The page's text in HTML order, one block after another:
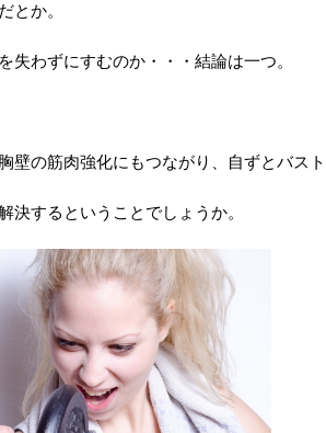
とか。
失わずにすむのか・・・結論は一つ。
壁の筋肉強化にもつながり、自ずとバス
決するということでしょうか。